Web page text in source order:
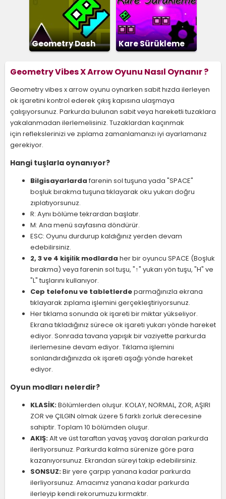
Geometry Dash
Kare Sürükleme
Geometry Vibes X Arrow Oyunu Nasıl Oynanır ?
Geometry vibes x arrow oyunu oynarken sabit hızda ilerleyen
ok işaretini kontrol ederek çıkış kapısına ulaşmaya
çalışıyorsunuz. Parkurda bulunan sabit veya hareketli tuzaklara
yakalanmadan ilerlemelisiniz. Tuzaklardan kaçınmak
için reflekslerinizi ve zıplama zamanlamanızı iyi ayarlamanız
gerekiyor.
Hangi tuşlarla oynanıyor?
Bilgisayarlarda farenin sol tuşuna yada "SPACE"
boşluk bırakma tuşuna tıklayarak oku yukarı doğru
zıplatıyorsunuz.
R: Aynı bölüme tekrardan başlatır.
M: Ana menü sayfasına döndürür.
ESC: Oyunu durdurup kaldığınız yerden devam
edebilirsiniz.
2, 3 ve 4 kişilik modlarda her bir oyuncu SPACE (Boşluk
bırakma) veya farenin sol tuşu, "↑" yukarı yön tuşu, "H" ve
"L" tuşlarını kullanıyor.
Cep telefonu ve tabletlerdeparmağınızla ekrana
tıklayarak zıplama işlemini gerçekleştiriyorsunuz.
Her tıklama sonunda ok işareti bir miktar yükseliyor.
Ekrana tıkladığınız sürece ok işareti yukarı yönde hareket
ediyor. Sonrada tavana yapışık bir vaziyette parkurda
ilerlemesine devam ediyor. Tıklama işlemini
sonlandırdığınızda ok işareti aşağı yönde hareket
ediyor.
Oyun modları nelerdir?
KLASİK:Bölümlerden oluşur. KOLAY, NORMAL, ZOR, AŞIRI
ZOR ve ÇILGIN olmak üzere 5 farklı zorluk derecesine
sahiptir. Toplam 10 bölümden oluşur.
AKIŞ:Alt ve üst taraftan yavaş yavaş daralan parkurda
ilerliyorsunuz. Parkurda kalma sürenize göre para
kazanıyorsunuz. Ekrandan süreyi takip edebilirsiniz.
SONSUZ:Bir yere çarpıp yanana kadar parkurda
ilerliyorsunuz. Amacımız yanana kadar parkurda
ilerleyip kendi rekorumuzu kırmaktır.